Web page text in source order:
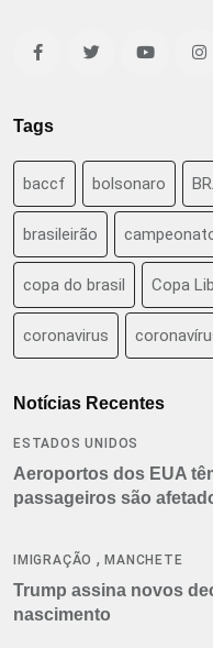
Tags
baccf bolsonaro
brasileirão
copa do brasil Copa
coronavirus
Notícias Recentes
ESTADOS UNIDOS
Aeroportos dos EUA
passageiros são
IMIGRAÇÃO ,MANCHETE
Trump assina novos
nascimento